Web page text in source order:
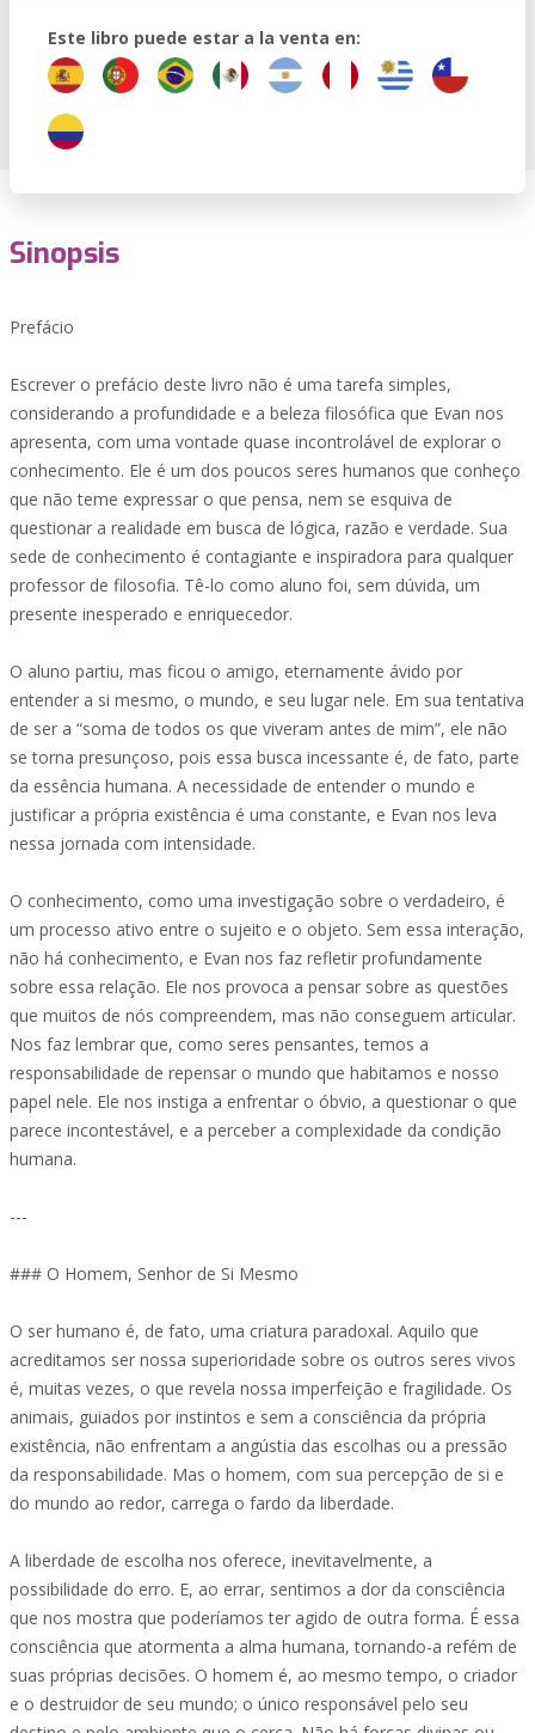
Este libro puede estar a la venta en:
Sinopsis
Prefácio
Escrever o prefácio deste livro não é uma tarefa simples,
considerando a profundidade e a beleza filosófica que Evan nos
apresenta, com uma vontade quase incontrolável de explorar o
conhecimento. Ele é um dos poucos seres humanos que conheço
que não teme expressar o que pensa, nem se esquiva de
questionar a realidade em busca de lógica, razão e verdade. Sua
sede de conhecimento é contagiante e inspiradora para qualquer
professor de filosofia. Tê-lo como aluno foi, sem dúvida, um
presente inesperado e enriquecedor.
O aluno partiu, mas ficou o amigo, eternamente ávido por
entender a si mesmo, o mundo, e seu lugar nele. Em sua tentativa
de ser a “soma de todos os que viveram antes de mim”, ele não
se torna presunçoso, pois essa busca incessante é, de fato, parte
da essência humana. A necessidade de entender o mundo e
justificar a própria existência é uma constante, e Evan nos leva
nessa jornada com intensidade.
O conhecimento, como uma investigação sobre o verdadeiro, é
um processo ativo entre o sujeito e o objeto. Sem essa interação,
não há conhecimento, e Evan nos faz refletir profundamente
sobre essa relação. Ele nos provoca a pensar sobre as questões
que muitos de nós compreendem, mas não conseguem articular.
Nos faz lembrar que, como seres pensantes, temos a
responsabilidade de repensar o mundo que habitamos e nosso
papel nele. Ele nos instiga a enfrentar o óbvio, a questionar o que
parece incontestável, e a perceber a complexidade da condição
humana.
---
### O Homem, Senhor de Si Mesmo
O ser humano é, de fato, uma criatura paradoxal. Aquilo que
acreditamos ser nossa superioridade sobre os outros seres vivos
é, muitas vezes, o que revela nossa imperfeição e fragilidade. Os
animais, guiados por instintos e sem a consciência da própria
existência, não enfrentam a angústia das escolhas ou a pressão
da responsabilidade. Mas o homem, com sua percepção de si e
do mundo ao redor, carrega o fardo da liberdade.
A liberdade de escolha nos oferece, inevitavelmente, a
possibilidade do erro. E, ao errar, sentimos a dor da consciência
que nos mostra que poderíamos ter agido de outra forma. É essa
consciência que atormenta a alma humana, tornando-a refém de
suas próprias decisões. O homem é, ao mesmo tempo, o criador
e o destruidor de seu mundo; o único responsável pelo seu